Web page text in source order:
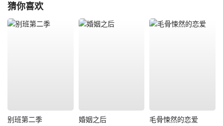
猜你喜欢
别班第二季 婚姻之后 毛骨悚然的恋爱